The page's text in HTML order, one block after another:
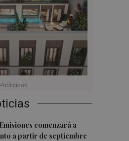
comenzará a
a partir de septiembre